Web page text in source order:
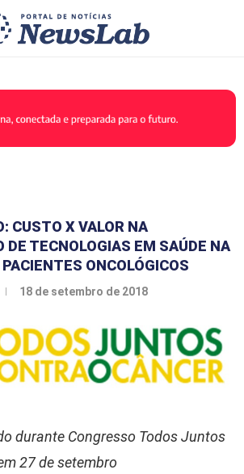
CUSTO X VALOR NA
DE TECNOLOGIAS EM SAÚDE NA
ONCOLÓGICOS
18 de setembro de 2018
durante Congresso Todos Juntos
27 de setembro